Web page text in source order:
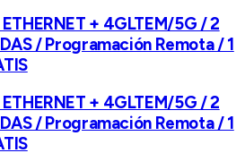
+ 4GLTEM/5G / 2
/ Programación Remota / 1
+ 4GLTEM/5G / 2
/ Programación Remota / 1